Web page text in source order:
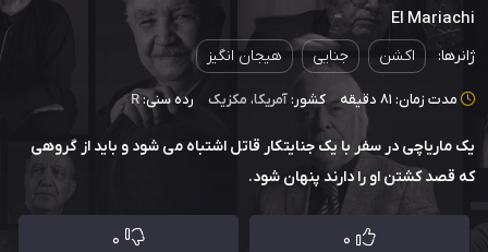
El Mariachi
ژانرها: اکشن جنایی هیجان انگیز
مدت زمان: 81 دقیقه کشور:آمریکا، مکزیک رده سنی:R
یک ماریاچی در سفر با یک جنایتکار قاتل اشتباه می شود و باید از گروهی
که قصد کشتن او را دارند پنهان شود.
0
0